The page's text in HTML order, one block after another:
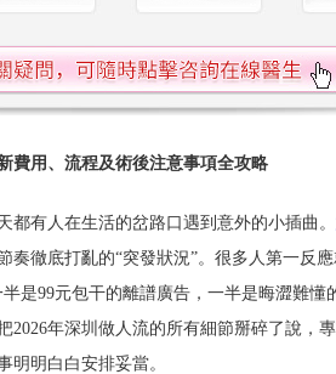
費用、流程及術後注意事項全攻略
都有人在生活的岔路口遇到意外的小插曲。
奏徹底打亂的“突發狀況”。很多人第一反
是99元包干的離譜廣告，一半是晦澀難懂
2026年深圳做人流的所有細節掰碎了說，
明明白白安排妥當。